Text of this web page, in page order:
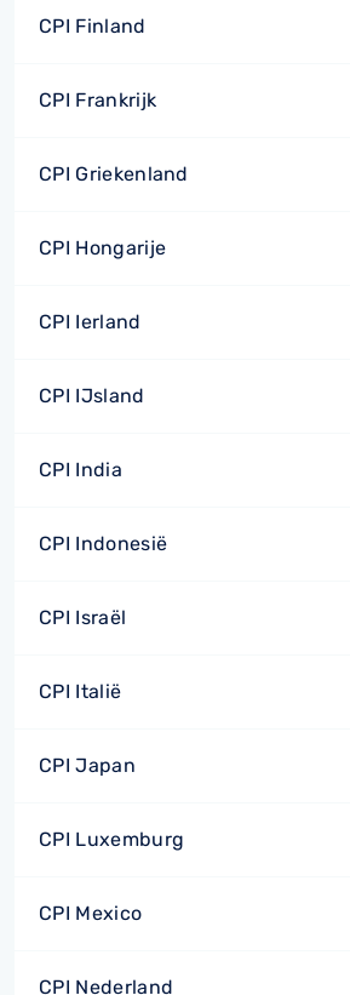
CPI Finland
CPI Frankrijk
CPI Griekenland
CPI Hongarije
CPI Ierland
CPI IJsland
CPI India
CPI Indonesië
CPI Israël
CPI Italië
CPI Japan
CPI Luxemburg
CPI Mexico
CPI Nederland